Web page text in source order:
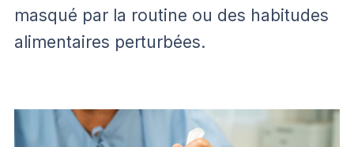
masqué par la routine ou des habitudes
alimentaires perturbées.